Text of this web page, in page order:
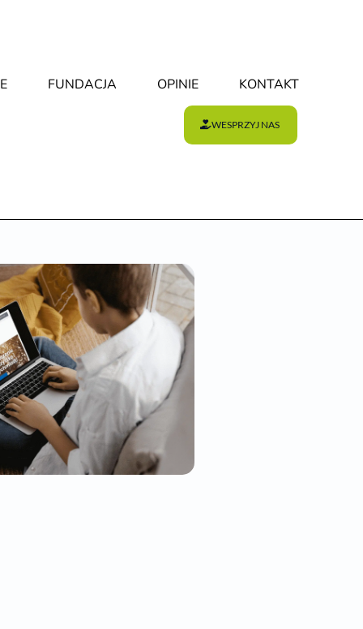
FUNDACJA OPINIE KONTAKT
WESPRZYJ NAS